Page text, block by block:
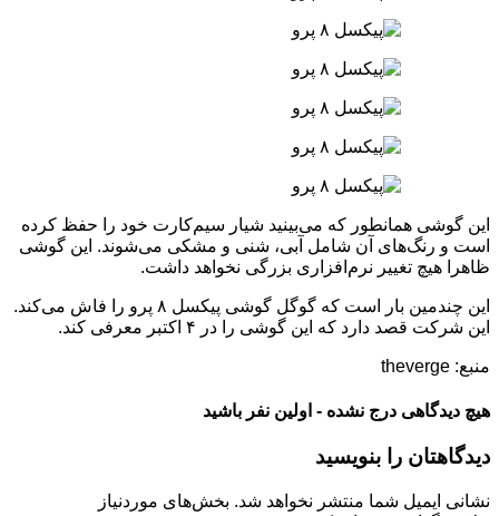
این گوشی همانطور که می‌بینید شیار سیم‌کارت خود را حفظ کرده
است و رنگ‌های آن شامل آبی، شنی و مشکی می‌شوند. این گوشی
ظاهرا هیچ تغییر نرم‌افزاری بزرگی نخواهد داشت.
این چندمین بار است که گوگل گوشی پیکسل ۸ پرو را فاش می‌کند.
این شرکت قصد دارد که این گوشی را در ۴ اکتبر معرفی کند.
منبع: theverge
هیچ دیدگاهی درج نشده - اولین نفر باشید
دیدگاهتان را بنویسید
نشانی ایمیل شما منتشر نخواهد شد. بخش‌های موردنیاز